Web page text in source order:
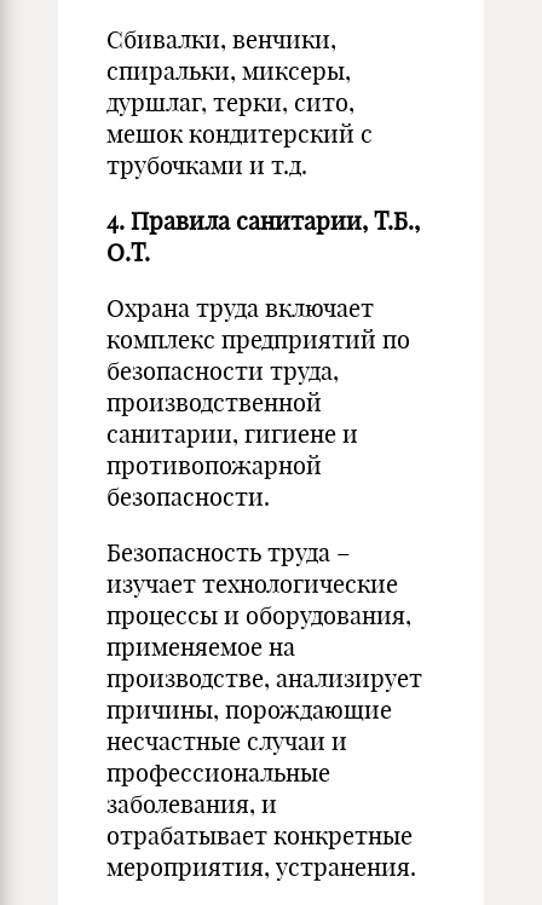
Сбивалки, венчики,
спиральки, миксеры,
дуршлаг, терки, сито,
мешок кондитерский с
трубочками и т.д.
4. Правила санитарии, Т.Б.,
О.Т.
Охрана труда включает
комплекс предприятий по
безопасности труда,
производственной
санитарии, гигиене и
противопожарной
безопасности.
Безопасность труда –
изучает технологические
процессы и оборудования,
применяемое на
производстве, анализирует
причины, порождающие
несчастные случаи и
профессиональные
заболевания, и
отрабатывает конкретные
мероприятия, устранения.